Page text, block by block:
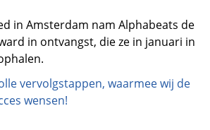
in Amsterdam nam Alphabeats de
in ontvangst, die ze in januari in
vervolgstappen, waarmee wij de
wensen!